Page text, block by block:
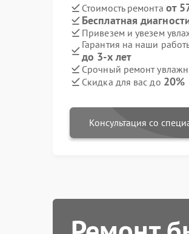
Стоимость ремонта от
Бесплатная
Привезем и увезем
Гарантия на наши
до 3-х лет
Срочный ремонт
Скидка для вас до 20%
Консультация со